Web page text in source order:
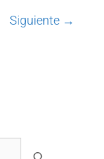
Siguiente →